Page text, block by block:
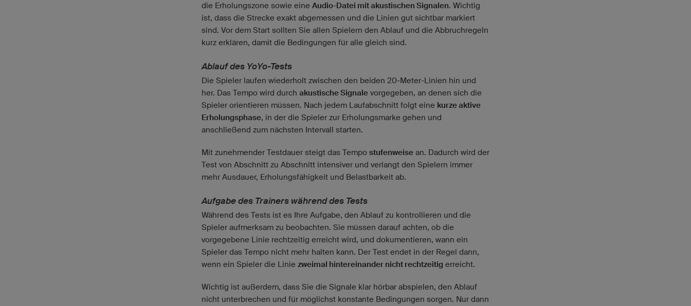
die Erholungszone sowie eine Audio-Datei mit akustischen Signalen. Wichtig
ist, dass die Strecke exakt abgemessen und die Linien gut sichtbar markiert
sind. Vor dem Start sollten Sie allen Spielern den Ablauf und die Abbruchregeln
kurz erklären, damit die Bedingungen für alle gleich sind.
Ablauf des YoYo-Tests
Die Spieler laufen wiederholt zwischen den beiden 20-Meter-Linien hin und
her. Das Tempo wird durch akustische Signale vorgegeben, an denen sich die
Spieler orientieren müssen. Nach jedem Laufabschnitt folgt eine kurze aktive
Erholungsphase, in der die Spieler zur Erholungsmarke gehen und
anschließend zum nächsten Intervall starten.
Mit zunehmender Testdauer steigt das Tempo stufenweise an. Dadurch wird der
Test von Abschnitt zu Abschnitt intensiver und verlangt den Spielern immer
mehr Ausdauer, Erholungsfähigkeit und Belastbarkeit ab.
Aufgabe des Trainers während des Tests
Während des Tests ist es Ihre Aufgabe, den Ablauf zu kontrollieren und die
Spieler aufmerksam zu beobachten. Sie müssen darauf achten, ob die
vorgegebene Linie rechtzeitig erreicht wird, und dokumentieren, wann ein
Spieler das Tempo nicht mehr halten kann. Der Test endet in der Regel dann,
wenn ein Spieler die Linie zweimal hintereinander nicht rechtzeitig erreicht.
Wichtig ist außerdem, dass Sie die Signale klar hörbar abspielen, den Ablauf
nicht unterbrechen und für möglichst konstante Bedingungen sorgen. Nur dann